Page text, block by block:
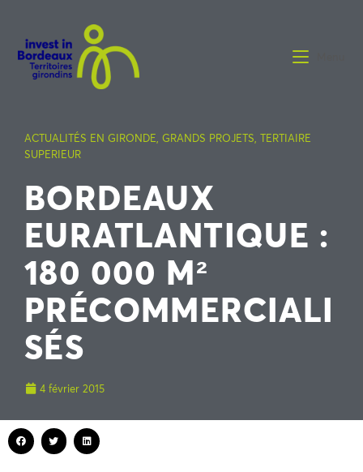
ACTUALITÉS EN GIRONDE, GRANDS PROJETS, TERTIAIRE
SUPERIEUR
BORDEAUX
EURATLANTIQUE :
180 000 M²
PRÉCOMMERCIALI
SÉS
4 février 2015